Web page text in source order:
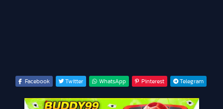
Facebook Twitter WhatsApp Pinterest Telegram